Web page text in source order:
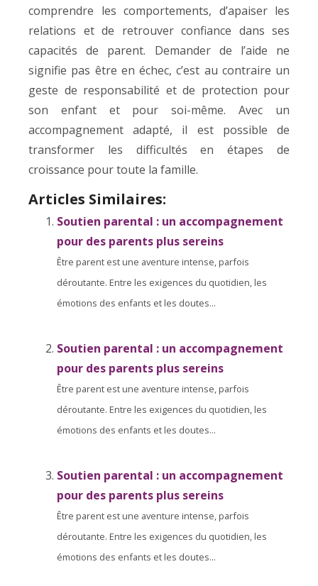
comprendre les comportements, d’apaiser les
relations et de retrouver confiance dans ses
capacités de parent. Demander de l’aide ne
signifie pas être en échec, c’est au contraire un
geste de responsabilité et de protection pour
son enfant et pour soi-même. Avec un
accompagnement adapté, il est possible de
transformer les difficultés en étapes de
croissance pour toute la famille.
Articles Similaires:
Soutien parental : un accompagnement
pour des parents plus sereins
Être parent est une aventure intense, parfois
déroutante. Entre les exigences du quotidien, les
émotions des enfants et les doutes...
Soutien parental : un accompagnement
pour des parents plus sereins
Être parent est une aventure intense, parfois
déroutante. Entre les exigences du quotidien, les
émotions des enfants et les doutes...
Soutien parental : un accompagnement
pour des parents plus sereins
Être parent est une aventure intense, parfois
déroutante. Entre les exigences du quotidien, les
émotions des enfants et les doutes...